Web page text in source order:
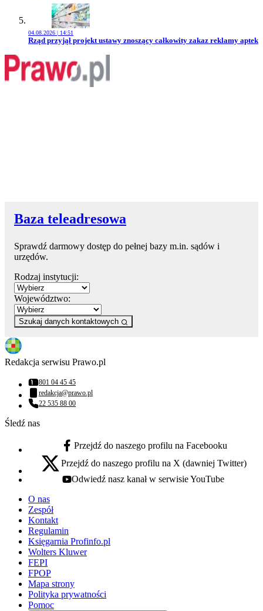
04.08.2026 | 14:51
Przejdź do artykułu:
Rząd przyjął projekt ustawy znoszący całkowity zakaz reklamy aptek
Baza teleadresowa
Sprawdź darmowy dostęp do pełnej bazy m.in. sądów i
urzędów.
Rodzaj instytucji:
Województwo:
Szukaj danych kontaktowych
Redakcja serwisu Prawo.pl
Numer telefonu:
801 04 45 45
Adres email:
redakcja@prawo.pl
Numer telefonu:
22 535 88 00
Śledź nas
facebook - otwiera się w nowej karcie
Przejdź do naszego profilu na Facebooku
x - otwiera się w nowej karcie
Przejdź do naszego profilu na X (dawniej Twitter)
youtube - otwiera się w nowej karcie
Odwiedź nasz kanał w serwisie YouTube
O nas
Zespół
Kontakt
Regulamin
Księgarnia Profinfo.pl
Wolters Kluwer
FEPI
FPOP
Mapa strony
Polityka prywatności
Pomoc